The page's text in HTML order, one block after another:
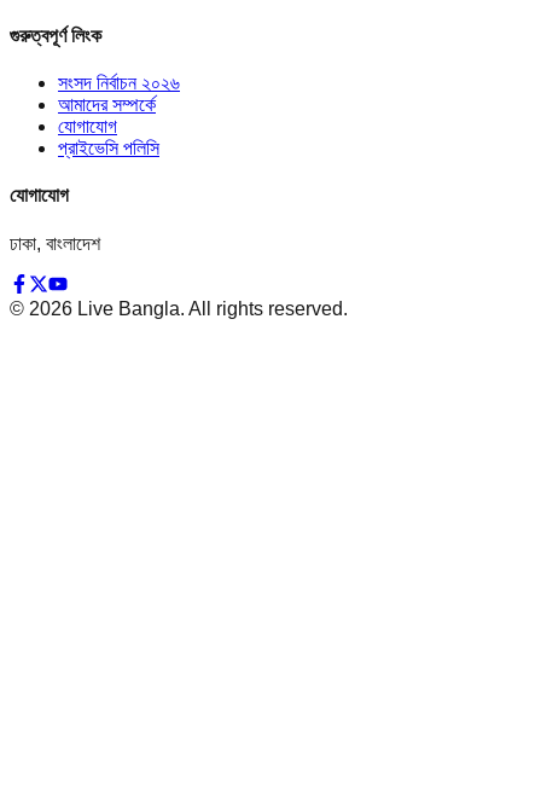
গুরুত্বপূর্ণ লিংক
সংসদ নির্বাচন ২০২৬
আমাদের সম্পর্কে
যোগাযোগ
প্রাইভেসি পলিসি
যোগাযোগ
ঢাকা, বাংলাদেশ
© 2026 Live Bangla. All rights reserved.